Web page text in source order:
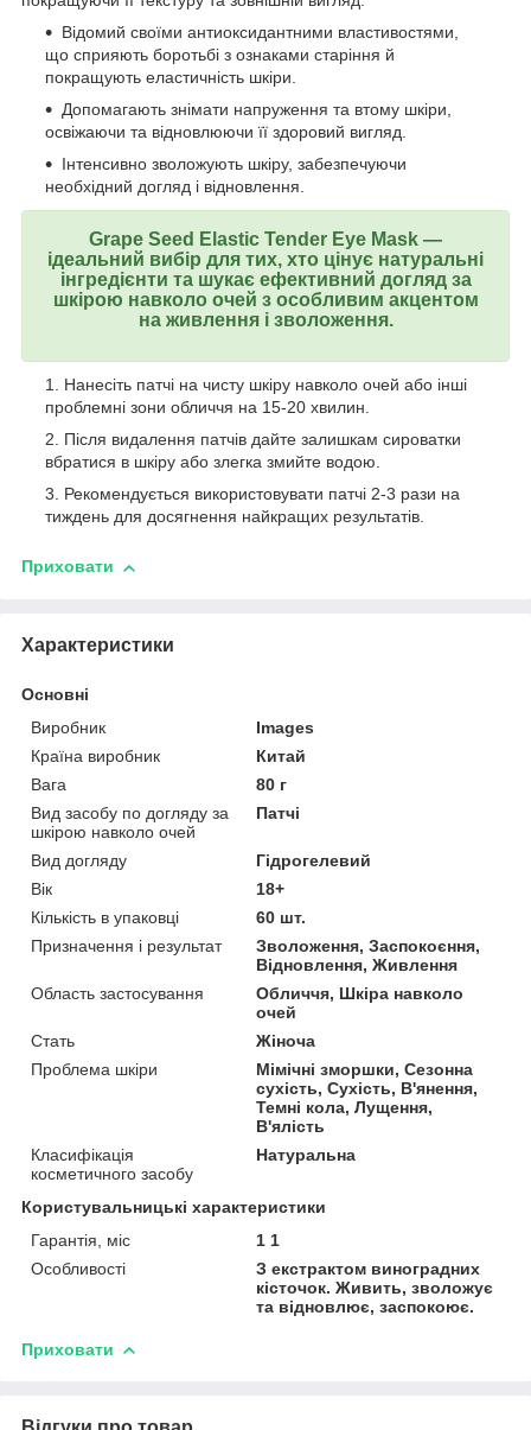
Відомий своїми антиоксидантними властивостями,
що сприяють боротьбі з ознаками старіння й
покращують еластичність шкіри.
Допомагають знімати напруження та втому шкіри,
освіжаючи та відновлюючи її здоровий вигляд.
Інтенсивно зволожують шкіру, забезпечуючи
необхідний догляд і відновлення.
Grape Seed Elastic Tender Eye Mask —
ідеальний вибір для тих, хто цінує натуральні
інгредієнти та шукає ефективний догляд за
шкірою навколо очей з особливим акцентом
на живлення і зволоження.
Нанесіть патчі на чисту шкіру навколо очей або інші
проблемні зони обличчя на 15-20 хвилин.
Після видалення патчів дайте залишкам сироватки
вбратися в шкіру або злегка змийте водою.
Рекомендується використовувати патчі 2-3 рази на
тиждень для досягнення найкращих результатів.
Приховати
Характеристики
Основні
Виробник
Images
Країна виробник
Китай
Вага
80 г
Вид засобу по догляду за
шкірою навколо очей
Патчі
Вид догляду
Гідрогелевий
Вік
18+
Кількість в упаковці
60 шт.
Призначення і результат
Зволоження, Заспокоєння,
Відновлення, Живлення
Область застосування
Обличчя, Шкіра навколо
очей
Стать
Жіноча
Проблема шкіри
Мімічні зморшки, Сезонна
сухість, Сухість, В'янення,
Темні кола, Лущення,
В'ялість
Класифікація
косметичного засобу
Натуральна
Користувальницькі характеристики
Гарантія, міс
1 1
Особливості
З екстрактом виноградних
кісточок. Живить, зволожує
та відновлює, заспокоює.
Приховати